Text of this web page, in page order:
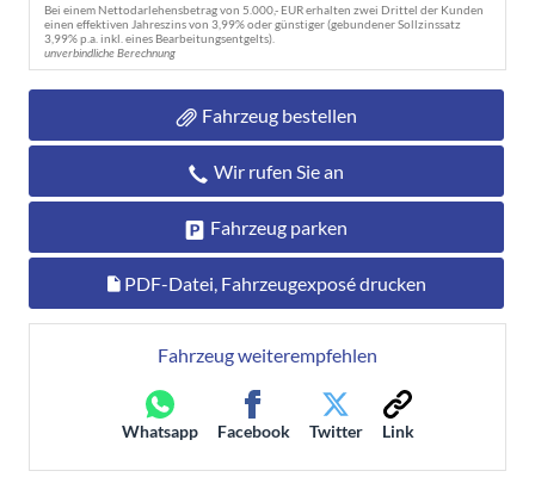
Bei einem Nettodarlehensbetrag von 5.000,- EUR erhalten zwei Drittel der Kunden
einen effektiven Jahreszins von 3,99% oder günstiger (gebundener Sollzinssatz
3,99% p.a. inkl. eines Bearbeitungsentgelts).
unverbindliche Berechnung
Fahrzeug bestellen
Wir rufen Sie an
Fahrzeug parken
PDF-Datei, Fahrzeugexposé drucken
Fahrzeug weiterempfehlen
Whatsapp Facebook Twitter Link